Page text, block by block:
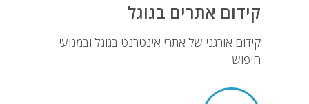
קידום אתרים בגוגל
קידום אורגני של אתרי אינטרנט בגוגל ובמנועי
חיפוש